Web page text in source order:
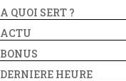
A QUOI SERT ?
ACTU
BONUS
DERNIERE HEURE